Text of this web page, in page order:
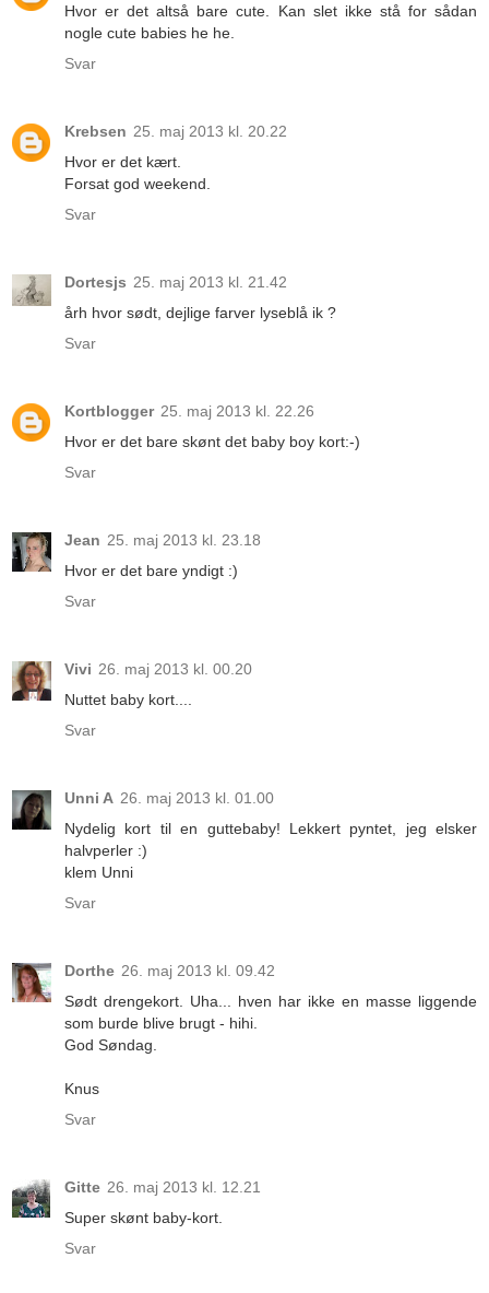
Hvor er det altså bare cute. Kan slet ikke stå for sådan
nogle cute babies he he.
Svar
Krebsen 25. maj 2013 kl. 20.22
Hvor er det kært.
Forsat god weekend.
Svar
Dortesjs 25. maj 2013 kl. 21.42
årh hvor sødt, dejlige farver lyseblå ik ?
Svar
Kortblogger 25. maj 2013 kl. 22.26
Hvor er det bare skønt det baby boy kort:-)
Svar
Jean 25. maj 2013 kl. 23.18
Hvor er det bare yndigt :)
Svar
Vivi 26. maj 2013 kl. 00.20
Nuttet baby kort....
Svar
Unni A 26. maj 2013 kl. 01.00
Nydelig kort til en guttebaby! Lekkert pyntet, jeg elsker
halvperler :)
klem Unni
Svar
Dorthe 26. maj 2013 kl. 09.42
Sødt drengekort. Uha... hven har ikke en masse liggende
som burde blive brugt - hihi.
God Søndag.
Knus
Svar
Gitte 26. maj 2013 kl. 12.21
Super skønt baby-kort.
Svar